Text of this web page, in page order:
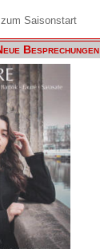
Saisonstart
Besprechungen